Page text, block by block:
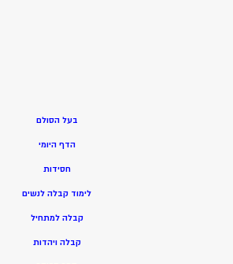
בעל הסולם
הדף היומי
חסידות
לימוד קבלה לנשים
קבלה למתחיל
קבלה ויהדות